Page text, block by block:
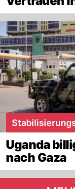
Uganda
nach Gaza